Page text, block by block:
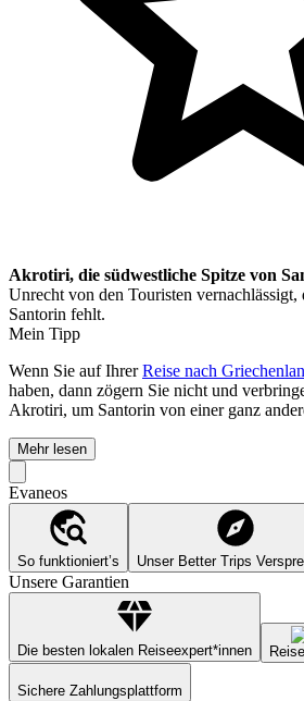
Akrotiri, die südwestliche Spitze von
Unrecht von den Touristen
Santorin fehlt.
Mein Tipp
Wenn Sie auf IhrerReise nach
haben, dann zögern Sie nicht und
Akrotiri, um Santorin von einer ganz
Mehr lesen
Evaneos
So funktioniert’s Unser Better Trips
Unsere Garantien
Die besten lokalen Reiseexpert*innen
Sichere Zahlungsplattform